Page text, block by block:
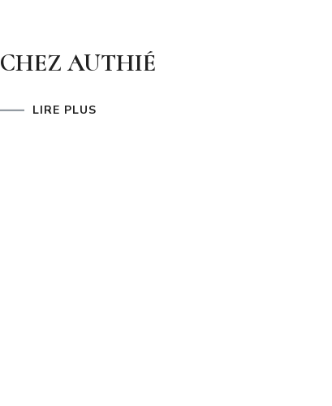
CHEZ AUTHIÉ
LIRE PLUS